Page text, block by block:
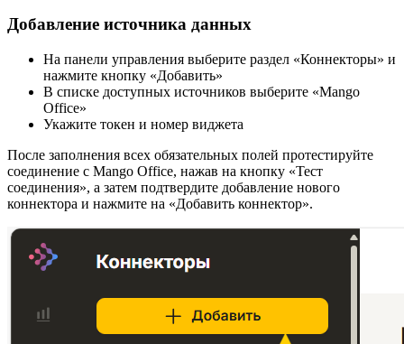
Добавление источника данных
На панели управления выберите раздел «Коннекторы» и
нажмите кнопку «Добавить»
В списке доступных источников выберите «Mango
Office»
Укажите токен и номер виджета
После заполнения всех обязательных полей протестируйте
соединение с Mango Office, нажав на кнопку «Тест
соединения», а затем подтвердите добавление нового
коннектора и нажмите на «Добавить коннектор».